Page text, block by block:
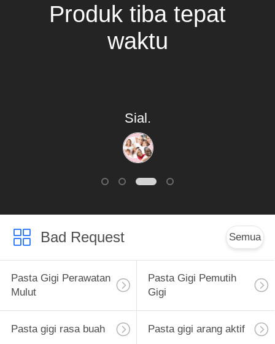
Produk tiba tepat
waktu
Sial.
Bad Request Semua
Pasta Gigi Perawatan
Mulut
Pasta Gigi Pemutih
Gigi
Pasta gigi rasa buah Pasta gigi arang aktif